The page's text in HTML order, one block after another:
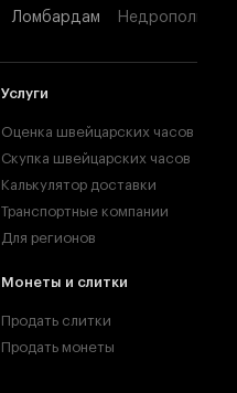
Ломбардам
Услуги
Оценка швейцарских часов
Скупка швейцарских часов
Калькулятор доставки
Транспортные компании
Для регионов
Монеты и слитки
Продать слитки
Продать монеты